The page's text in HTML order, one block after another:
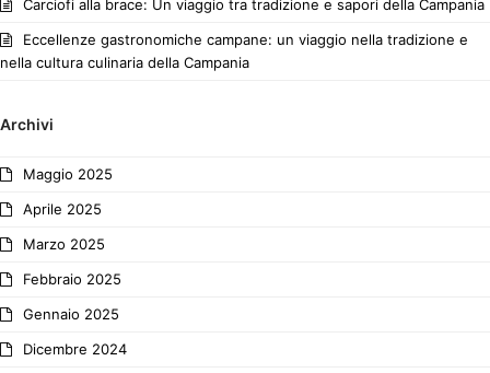
Carciofi alla brace: Un viaggio tra tradizione e sapori della Campania
Eccellenze gastronomiche campane: un viaggio nella tradizione e
nella cultura culinaria della Campania
Archivi
Maggio 2025
Aprile 2025
Marzo 2025
Febbraio 2025
Gennaio 2025
Dicembre 2024